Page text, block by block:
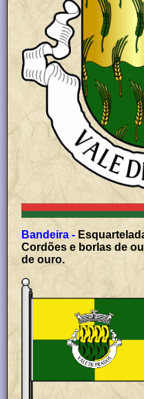
Bandeira -
Cordões e borlas de
de ouro.